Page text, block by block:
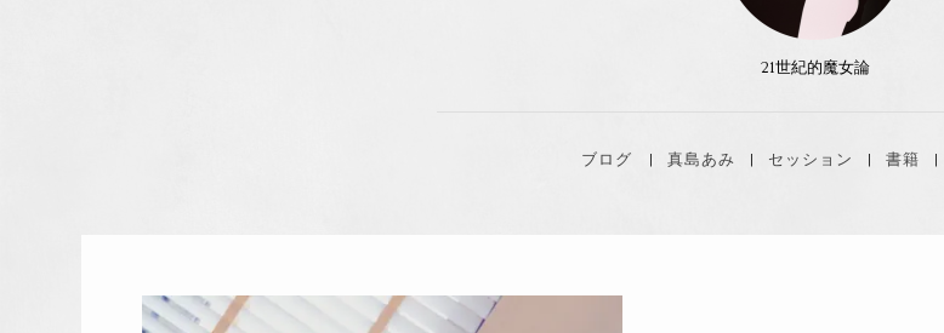
21世紀的魔女論
ブログ 真島あみ セッション 書籍